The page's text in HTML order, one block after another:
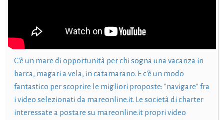
C'è un mare di opportunità per chi sogna una vacanza in
barca, magari a vela, in catamarano. E c'è un modo
fantastico per scoprire le migliori proposte: "navigare" fra
i video selezionati da mareonline.it. Le società di charter
interessate a postare su mareonline.it propri video